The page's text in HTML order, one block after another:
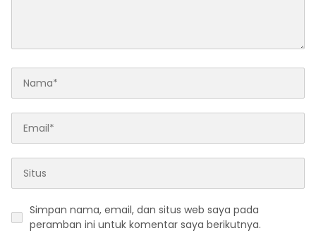
Simpan nama, email, dan situs web saya pada
peramban ini untuk komentar saya berikutnya.